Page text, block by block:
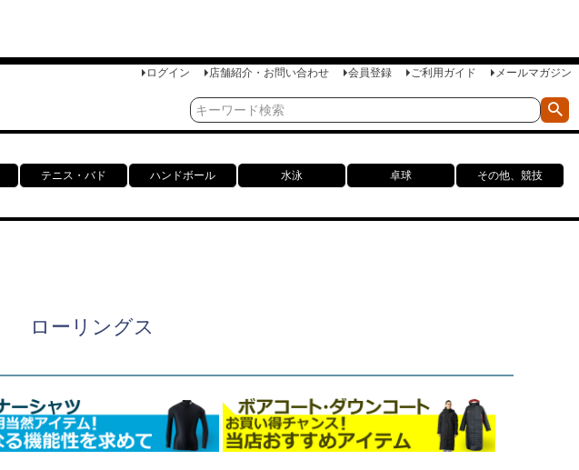
ログイン 店舗紹介・お問い合わせ 会員登録 ご利用ガイド メールマガジン
テニス・バド ハンドボール 水泳 卓球
その他、競技
ローリングス